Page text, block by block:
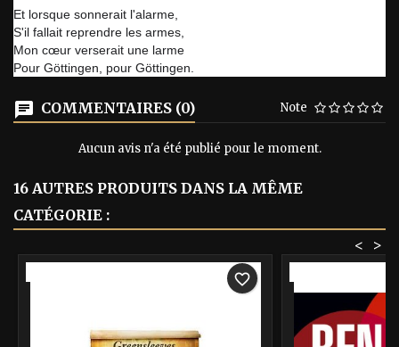
Et lorsque sonnerait l'alarme,
S'il fallait reprendre les armes,
Mon cœur verserait une larme
Pour Göttingen, pour Göttingen.
COMMENTAIRES (0) Note
Aucun avis n'a été publié pour le moment.
16 AUTRES PRODUITS DANS LA MÊME
CATÉGORIE :
>
<
favorite_border